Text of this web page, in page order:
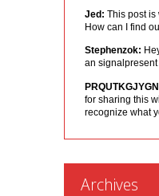
Jed: This post is
How can I find
Stephenzok:
an signalpresent
for sharing this
recognize what
Archives